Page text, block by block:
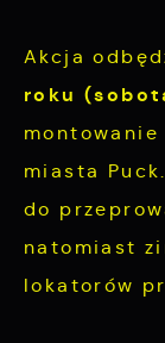
Akcja
roku
miasta
do
natomiast
lokatorów
cookies
funkcji na
rozwijać się i
potrzeb.
informacji w
internetowej,
jaką
pozwalają
Więcej
Reklamowe
Dzięki